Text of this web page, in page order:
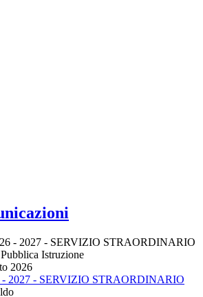
Istruzione
2026
- 2027 - SERVIZIO STRAORDINARIO